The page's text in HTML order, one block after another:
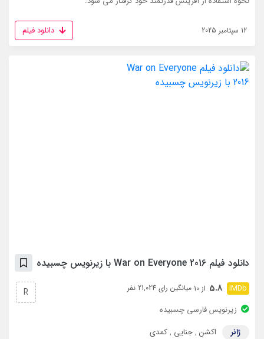
12 سپتامبر 2025 دانلود فیلم
دانلود فیلم War on Everyone 2016 با زیرنویس چسبیده
5.8 از 10 میانگین رای 21,024 نفر
زیرنویس فارسی چسبیده
ژانر
اکشن ,جنایی ,کمدی
R